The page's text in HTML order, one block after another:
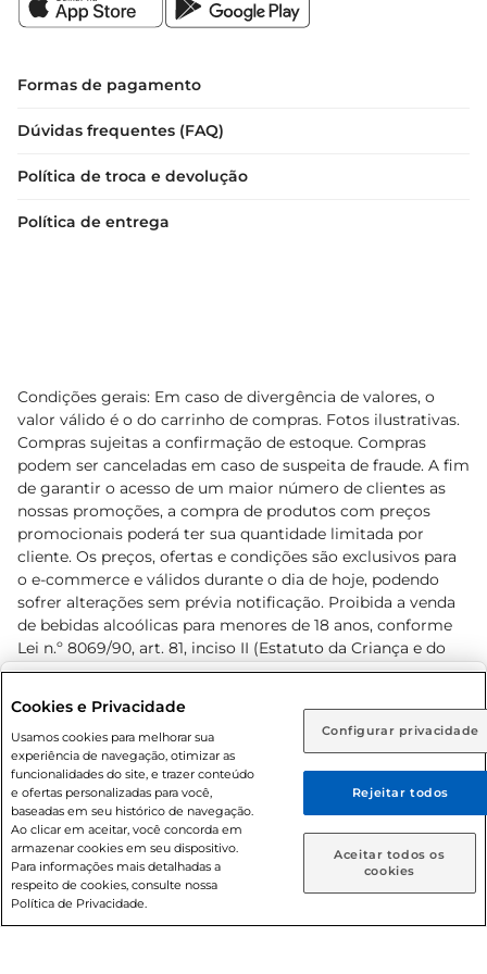
Rio de Janeiro (RJ) Goiás (GO)
Ou
Caso queira comprar online, informe como deseja receber
suas compras:
Entrega em casa Retire em Loja
Formas de pagamento
Dúvidas frequentes (FAQ)
Política de troca e devolução
Política de entrega
Condições gerais: Em caso de divergência de valores, o
valor válido é o do carrinho de compras. Fotos ilustrativas.
Compras sujeitas a confirmação de estoque. Compras
podem ser canceladas em caso de suspeita de fraude. A fim
de garantir o acesso de um maior número de clientes as
nossas promoções, a compra de produtos com preços
promocionais poderá ter sua quantidade limitada por
cliente. Os preços, ofertas e condições são exclusivos para
o e-commerce e válidos durante o dia de hoje, podendo
sofrer alterações sem prévia notificação. Proibida a venda
de bebidas alcoólicas para menores de 18 anos, conforme
Lei n.º 8069/90, art. 81, inciso II (Estatuto da Criança e do
Adolescente). Preços e condições exclusivos para o
prévio. O valor mínimo para as compras on-line é de R$
80,00.
© 2026 Copyright. Todos os direitos
reservados Prezunic.
Cookies e Privacidade
Usamos cookies para melhorar sua
experiência de navegação, otimizar as
funcionalidades do site, e trazer conteúdo
e ofertas personalizadas para você,
baseadas em seu histórico de navegação.
Ao clicar em aceitar, você concorda em
armazenar cookies em seu dispositivo.
Para informações mais detalhadas a
respeito de cookies, consulte nossa
Política de Privacidade.
Configurar privacidade
Rejeitar todos
Aceitar todos os
cookies